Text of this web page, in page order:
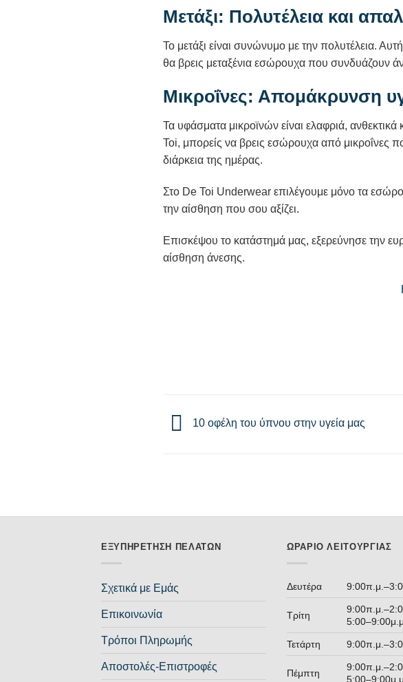
Μετάξι: Πολυτέλεια και
Το μετάξι είναι συνώνυμο με την πολυτέλεια.
θα βρεις μεταξένια εσώρουχα που συνδυάζουν
Μικροΐνες: Απομάκρυνση
Τα υφάσματα μικροϊνών είναι ελαφριά,
Toi, μπορείς να βρεις εσώρουχα από μικροΐνες
διάρκεια της ημέρας.
Στο De Toi Underwear επιλέγουμε μόνο τα
την αίσθηση που σου αξίζει.
Επισκέψου το κατάστημά μας, εξερεύνησε την
αίσθηση άνεσης.
10 οφέλη του ύπνου στην υγεία μας
ΕΞΥΠΗΡΈΤΗΣΗ ΠΕΛΑΤΏΝ
Σχετικά με Εμάς
Επικοινωνία
Τρόποι Πληρωμής
Αποστολές-Επιστροφές
ΩΡΆΡΙΟ ΛΕΙΤΟΥΡΓΊΑΣ
Δευτέρα
Τρίτη
5:00–9:00μ.μ.
Τετάρτη
Πέμπτη
5:00–9:00μ.μ.